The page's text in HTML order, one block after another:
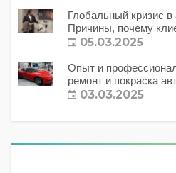
Глобальный кризис в
Причины, почему
с этим делать?
05.03.2025
Опыт и
ремонт и покраска
03.03.2025